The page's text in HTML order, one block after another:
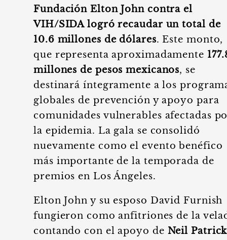
Fundación Elton John contra el
VIH/SIDA logró recaudar un total de
10.6 millones de dólares. Este monto,
que representa aproximadamente
millones de pesos mexicanos, se
destinará íntegramente a los
globales de prevención y apoyo para
comunidades vulnerables afectadas
la epidemia. La gala se consolidó
nuevamente como el evento benéfico
más importante de la temporada de
premios en Los Ángeles.
Elton John y su esposo David Furnish
fungieron como anfitriones de la
contando con el apoyo de Neil Patrick